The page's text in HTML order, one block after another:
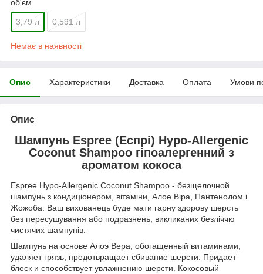
об'єм
3,79 л 0,591 л
Немає в наявності
Опис Характеристики Доставка Оплата Умови
Опис
Шампунь Espree (Еспрі) Hypo-Allergenic
Coconut Shampoo гіпоалергенний з
ароматом кокоса
Espree Hypo-Allergenic Coconut Shampoo - безщелочной
шампунь з кондиціонером, вітаміни, Алое Віра, Пантенолом і
Жожоба. Ваш вихованець буде мати гарну здорову шерсть
без пересушування або подразнень, викликаних безліччю
чистячих шампунів.
Шампунь на основе Алоэ Вера, обогащенный витаминами,
удаляет грязь, предотвращает сбивание шерсти. Придает
блеск и способствует увлажнению шерсти. Кокосовый